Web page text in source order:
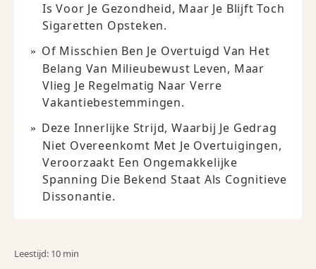
Is Voor Je Gezondheid, Maar Je Blijft Toch
Sigaretten Opsteken.
Of Misschien Ben Je Overtuigd Van Het
Belang Van Milieubewust Leven, Maar
Vlieg Je Regelmatig Naar Verre
Vakantiebestemmingen.
Deze Innerlijke Strijd, Waarbij Je Gedrag
Niet Overeenkomt Met Je Overtuigingen,
Veroorzaakt Een Ongemakkelijke
Spanning Die Bekend Staat Als Cognitieve
Dissonantie.
Leestijd: 10 min